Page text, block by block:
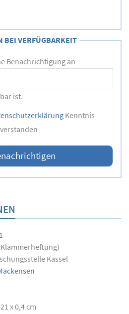
BEI VERFÜGBARKEIT
Benachrichtigung an
ist.
Kenntnis
Kassel
x 0,4 cm